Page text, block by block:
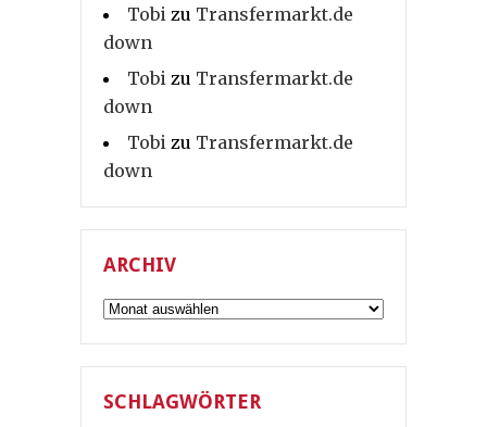
Tobi zu Transfermarkt.de
down
Tobi zu Transfermarkt.de
down
Tobi zu Transfermarkt.de
down
ARCHIV
Archiv
SCHLAGWÖRTER